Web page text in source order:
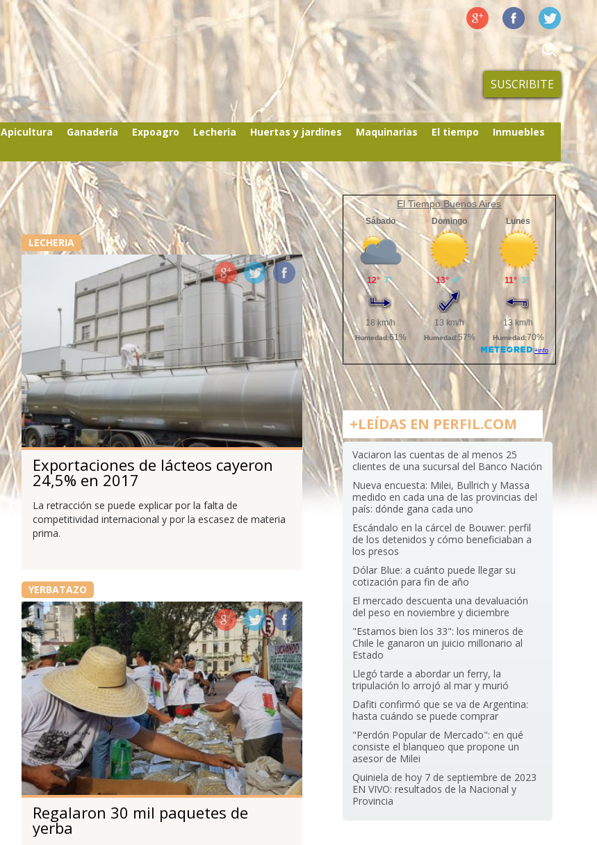
SUSCRIBITE
Apicultura Ganadería Expoagro Lecheria Huertas y jardines Maquinarias El tiempo
Inmuebles
LECHERIA
Exportaciones de lácteos cayeron
24,5% en 2017
La retracción se puede explicar por la falta de
competitividad internacional y por la escasez de materia
prima.
YERBATAZO
Regalaron 30 mil paquetes de
yerba
El Tiempo Buenos Aires
+LEÍDAS EN PERFIL.COM
Vaciaron las cuentas de al menos 25
clientes de una sucursal del Banco Nación
Nueva encuesta: Milei, Bullrich y Massa
medido en cada una de las provincias del
país: dónde gana cada uno
Escándalo en la cárcel de Bouwer: perfil
de los detenidos y cómo beneficiaban a
los presos
Dólar Blue: a cuánto puede llegar su
cotización para fin de año
El mercado descuenta una devaluación
del peso en noviembre y diciembre
"Estamos bien los 33": los mineros de
Chile le ganaron un juicio millonario al
Estado
Llegó tarde a abordar un ferry, la
tripulación lo arrojó al mar y murió
Dafiti confirmó que se va de Argentina:
hasta cuándo se puede comprar
"Perdón Popular de Mercado": en qué
consiste el blanqueo que propone un
asesor de Milei
Quiniela de hoy 7 de septiembre de 2023
EN VIVO: resultados de la Nacional y
Provincia